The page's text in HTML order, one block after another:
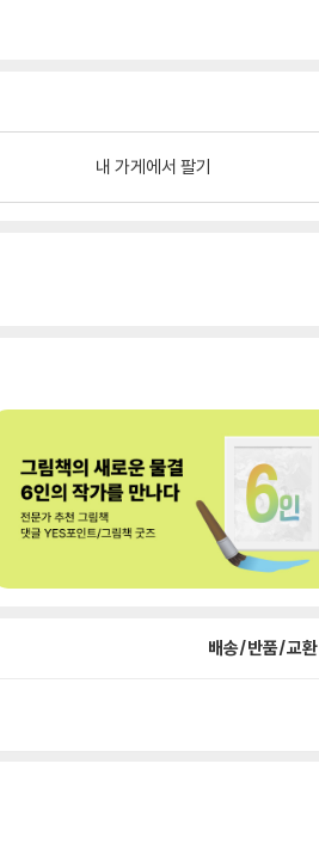
내 가게에서 팔기
배송/반품/교환